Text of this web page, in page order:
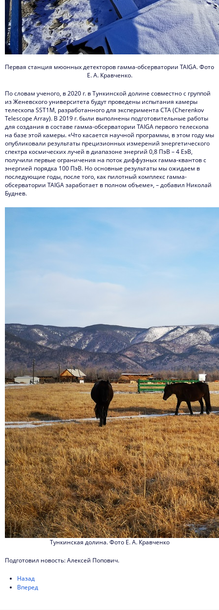
Первая станция мюонных детекторов гамма-обсерватории TAIGA. Фото
Е. А. Кравченко.
По словам ученого, в 2020 г. в Тункинской долине совместно с группой
из Женевского университета будут проведены испытания камеры
телескопа SST1M, разработанного для эксперимента CTA (Cherenkov
Telescope Array). В 2019 г. были выполнены подготовительные работы
для создания в составе гамма-обсерватории TAIGA первого телескопа
на базе этой камеры. «Что касается научной программы, в этом году мы
опубликовали результаты прецизионных измерений энергетического
спектра космических лучей в диапазоне энергий 0,8 ПэВ – 4 ЕэВ,
получили первые ограничения на поток диффузных гамма-квантов с
энергией порядка 100 ПэВ. Но основные результаты мы ожидаем в
последующие годы, после того, как пилотный комплекс гамма-
обсерватории TAIGA заработает в полном объеме», – добавил Николай
Буднев.
Тункинская долина. Фото Е. А. Кравченко
Подготовил новость: Алексей Попович.
Назад
Вперед